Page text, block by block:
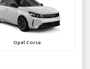
Opel Corsa